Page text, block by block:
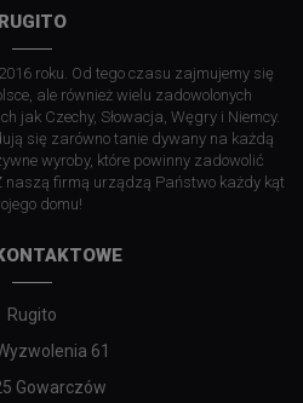
RUGITO
roku. Od tego czasu zajmujemy się
ale również wielu zadowolonych
jak Czechy, Słowacja, Węgry i Niemcy.
się zarówno tanie dywany na każdą
wyroby, które powinny zadowolić
naszą firmą urządzą Państwo każdy kąt
domu!
Rugito
61
Gowarczów